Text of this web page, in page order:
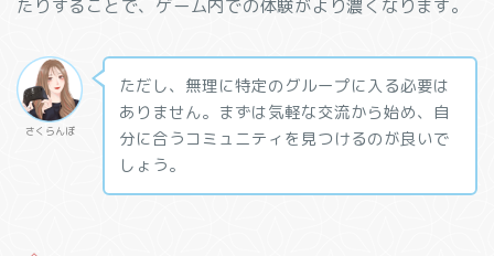
たりすることで、ゲーム内での体験がより濃くなります。
さくらんぼ
ただし、無理に特定のグループに入る必要は
ありません。まずは気軽な交流から始め、自
分に合うコミュニティを見つけるのが良いで
しょう。